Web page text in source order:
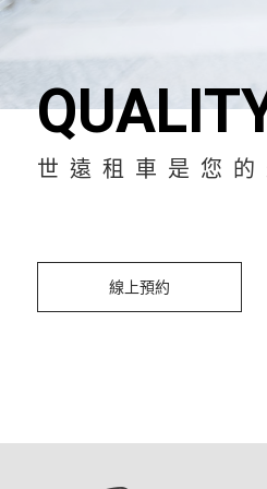
世遠租車是您的
線上預約